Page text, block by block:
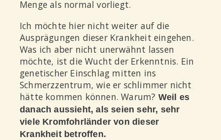
Menge als normal vorliegt.
Ich möchte hier nicht weiter auf die
Ausprägungen dieser Krankheit eingehen.
Was ich aber nicht unerwähnt lassen
möchte, ist die Wucht der Erkenntnis. Ein
genetischer Einschlag mitten ins
Schmerzzentrum, wie er schlimmer nicht
hätte kommen können. Warum? Weil es
danach aussieht, als seien sehr, sehr
viele Kromfohrländer von dieser
Krankheit betroffen.